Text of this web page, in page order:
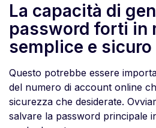
La capacità di
password forti in
semplice e sicuro
Questo potrebbe essere
del numero di account online
sicurezza che desiderate.
salvare la password principale